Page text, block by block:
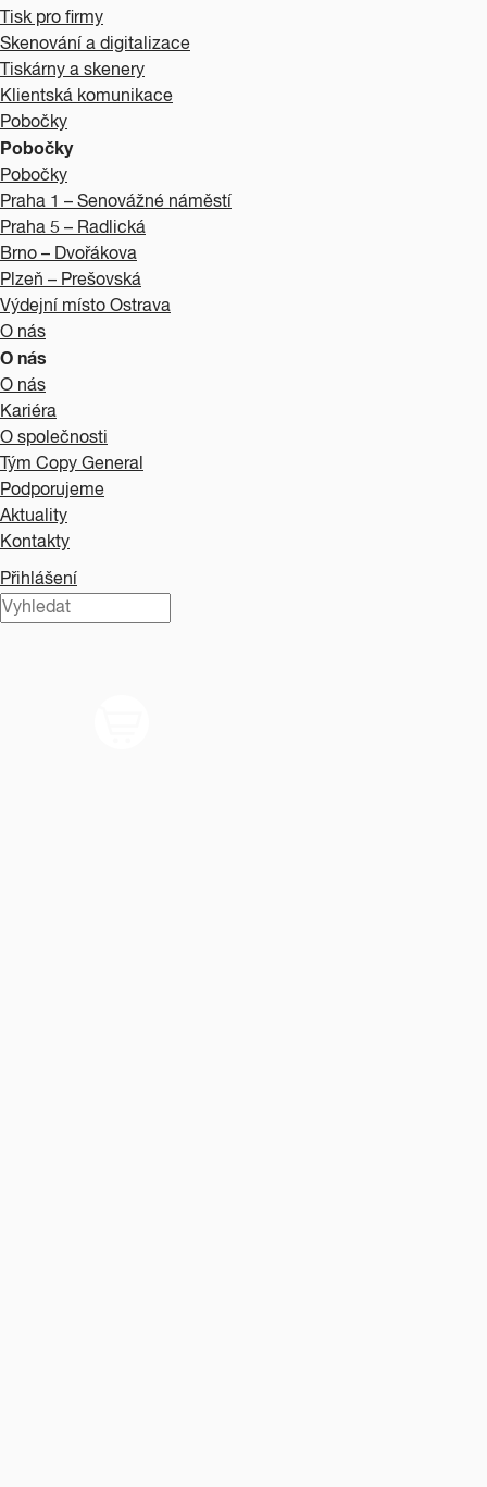
Tisk pro firmy
Skenování a digitalizace
Tiskárny a skenery
Klientská komunikace
Pobočky
Pobočky
Pobočky
Praha 1 – Senovážné náměstí
Praha 5 – Radlická
Brno – Dvořákova
Plzeň – Prešovská
Výdejní místo Ostrava
O nás
O nás
O nás
Kariéra
O společnosti
Tým Copy General
Podporujeme
Aktuality
Kontakty
Přihlášení